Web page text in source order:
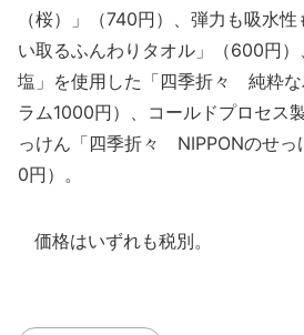
（桜）」（740円）、弾力も吸水
い取るふんわりタオル」（600円
塩」を使用した「四季折々 純粋
ラム1000円）、コールドプロセス
っけん「四季折々 NIPPONのせっ
0円）。
価格はいずれも税別。